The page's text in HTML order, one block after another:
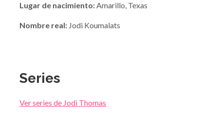
Lugar de nacimiento:Amarillo, Texas
Nombre real: Jodi Koumalats
Series
Ver series de Jodi Thomas